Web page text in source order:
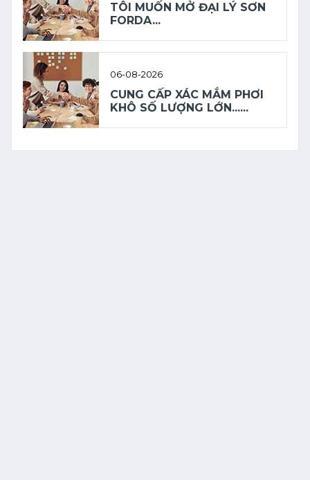
TÔI MUỐN MỞ ĐẠI LÝ SƠN
FORDA...
06-08-2026
CUNG CẤP XÁC MẮM PHƠI
KHÔ SỐ LƯỢNG LỚN......